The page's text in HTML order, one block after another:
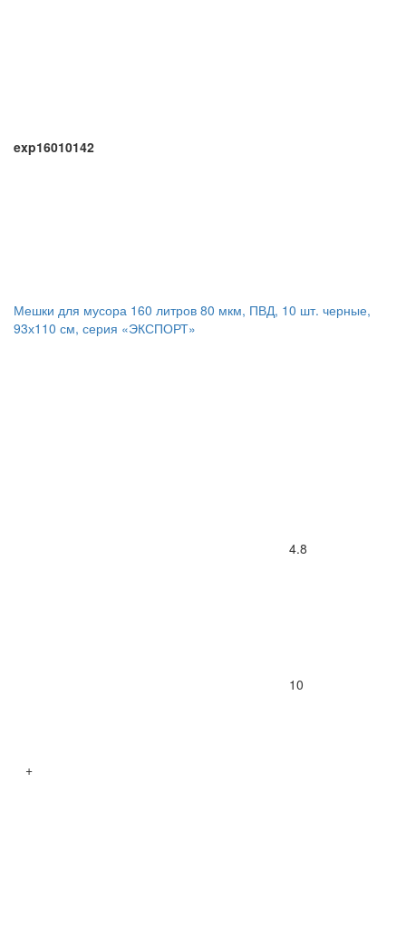
exp16010142
Мешки для мусора 160 литров 80 мкм, ПВД, 10 шт. черные,
93х110 см, серия «ЭКСПОРТ»
4.8
10
+